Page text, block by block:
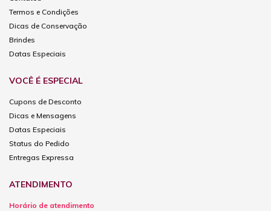
Termos e Condições
Dicas de Conservação
Brindes
Datas Especiais
VOCÊ É ESPECIAL
Cupons de Desconto
Dicas e Mensagens
Datas Especiais
Status do Pedido
Entregas Expressa
ATENDIMENTO
Horário de atendimento